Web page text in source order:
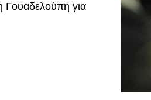
Γουαδελούπη για